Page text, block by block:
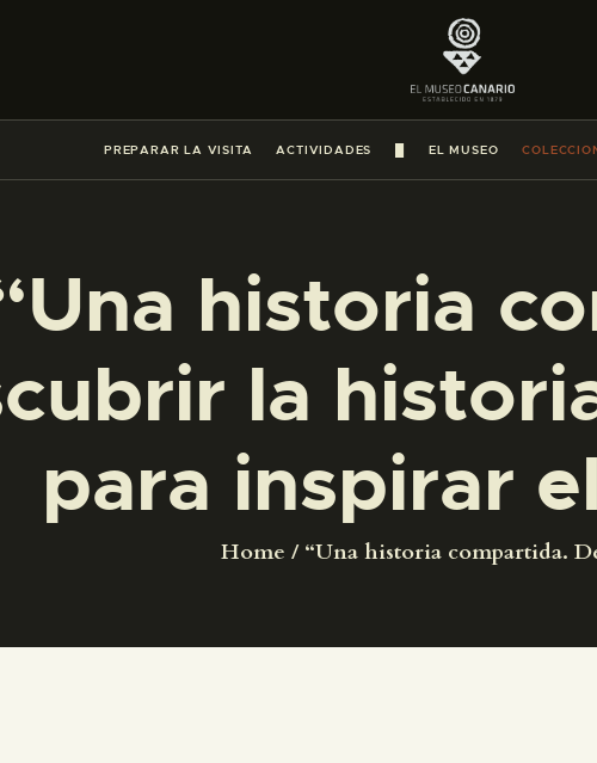
PREPARAR LA VISITA ACTIVIDADES EL MUSEO
historia
la
para inspirar
Home “Una historia compartida.
PREPARAR LA VISITA
ACTIVIDADES
█
COLECCIONES
DIDÁCTICA
ESPAÑOL
PREPARAR LA VISITA
ACTIVIDADES